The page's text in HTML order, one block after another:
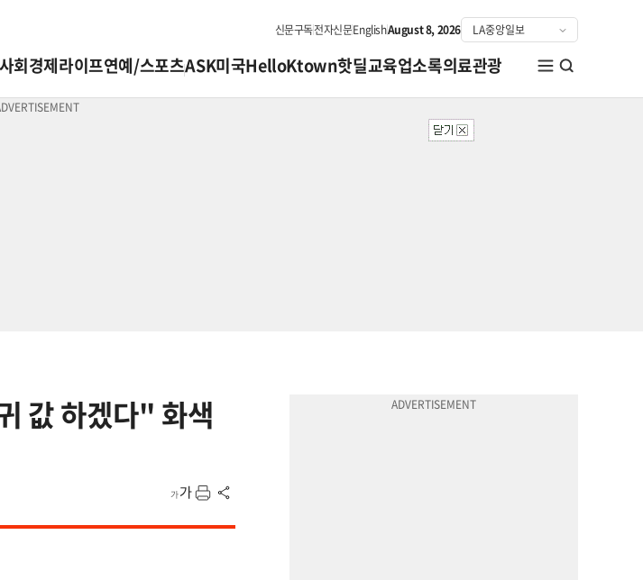
신문구독전자신문EnglishAugust 8, 2026
사회경제라이프연예/스포츠ASK미국HelloKtown핫딜교육업소록의료관광
값 하겠다" 화색